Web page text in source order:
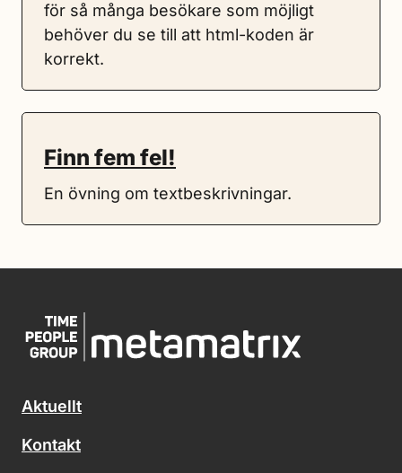
för så många besökare som möjligt
behöver du se till att html-koden är
korrekt.
Finn fem fel!
En övning om textbeskrivningar.
Aktuellt
Kontakt